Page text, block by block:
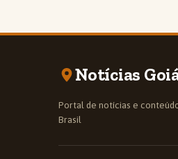
Notícias
Portal de notícias e
Brasil